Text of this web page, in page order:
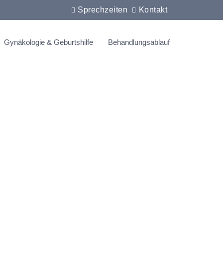
Sprechzeiten Kontakt
Gynäkologie & Geburtshilfe Behandlungsablauf